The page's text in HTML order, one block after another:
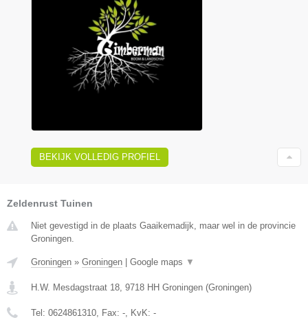
BEKIJK VOLLEDIG PROFIEL
Zeldenrust Tuinen
Niet gevestigd in de plaats Gaaikemadijk, maar wel in de provincie
Groningen.
Groningen » Groningen Google maps ▼
H.W. Mesdagstraat 18, 9718 HH Groningen (Groningen)
Tel: 0624861310, Fax: -, KvK: -